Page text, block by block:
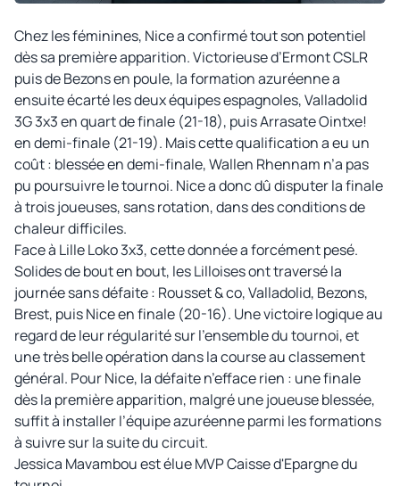
Chez les féminines, Nice a confirmé tout son potentiel
dès sa première apparition. Victorieuse d’Ermont CSLR
puis de Bezons en poule, la formation azuréenne a
ensuite écarté les deux équipes espagnoles, Valladolid
3G 3x3 en quart de finale (21-18), puis Arrasate Ointxe!
en demi-finale (21-19). Mais cette qualification a eu un
coût : blessée en demi-finale, Wallen Rhennam n’a pas
pu poursuivre le tournoi. Nice a donc dû disputer la finale
à trois joueuses, sans rotation, dans des conditions de
chaleur difficiles.
Face à Lille Loko 3x3, cette donnée a forcément pesé.
Solides de bout en bout, les Lilloises ont traversé la
journée sans défaite : Rousset & co, Valladolid, Bezons,
Brest, puis Nice en finale (20-16). Une victoire logique au
regard de leur régularité sur l’ensemble du tournoi, et
une très belle opération dans la course au classement
général. Pour Nice, la défaite n’efface rien : une finale
dès la première apparition, malgré une joueuse blessée,
suffit à installer l’équipe azuréenne parmi les formations
à suivre sur la suite du circuit.
Jessica Mavambou est élue MVP Caisse d'Epargne du